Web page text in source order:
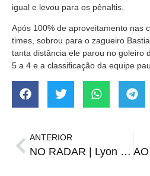
igual e levou para os pênaltis.
Após 100% de aproveitamento nas
times, sobrou para o zagueiro
tanta distância ele parou no goleiro
5 a 4 e a classificação da equipe
ANTERIOR
NO RADAR | Lyon envia diretor ao Brasil por João Gomes